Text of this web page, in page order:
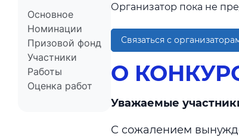
Основное
Номинации
Призовой фонд
Участники
Работы
Оценка работ
Организатор пока не
Связаться с
О
Уважаемые
С сожалением